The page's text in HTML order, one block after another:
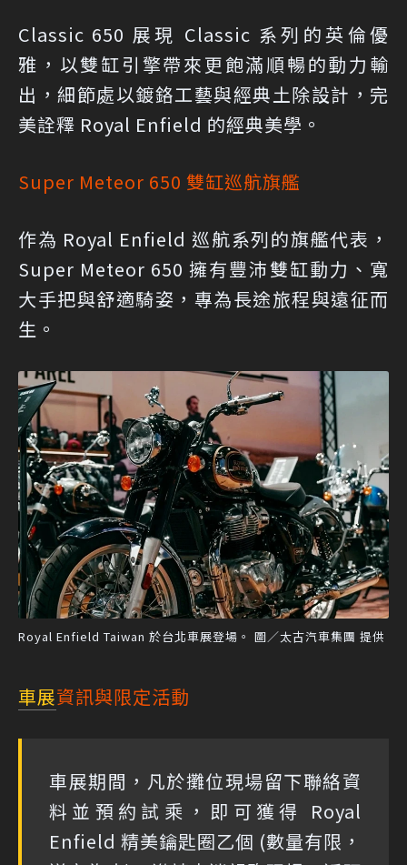
Classic 650 展現 Classic 系列的英倫優
雅，以雙缸引擎帶來更飽滿順暢的動力輸
出，細節處以鍍鉻工藝與經典土除設計，完
美詮釋 Royal Enfield 的經典美學。
Super Meteor 650 雙缸巡航旗艦
作為 Royal Enfield 巡航系列的旗艦代表，
Super Meteor 650 擁有豐沛雙缸動力、寬
大手把與舒適騎姿，專為長途旅程與遠征而
生。
Royal Enfield Taiwan 於台北車展登場。 圖／太古汽車集團 提供
車展資訊與限定活動
車展期間，凡於攤位現場留下聯絡資
料並預約試乘，即可獲得 Royal
Enfield 精美鑰匙圈乙個 (數量有限，